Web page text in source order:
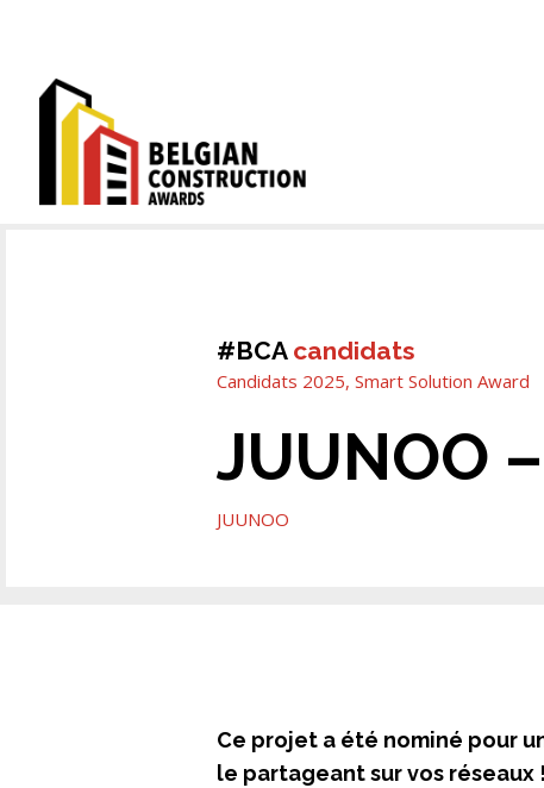
#BCA candidats
Candidats 2025, Smart Solution Award
JUUNOO
JUUNOO
Ce projet a été nominé pour
le partageant sur vos réseaux !